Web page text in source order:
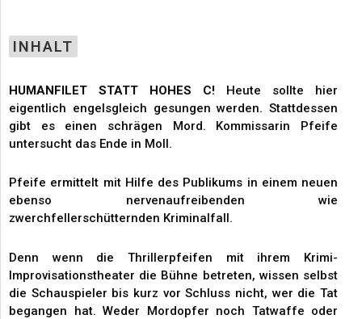
INHALT
HUMANFILET STATT HOHES C! Heute sollte hier
eigentlich engelsgleich gesungen werden. Stattdessen
gibt es einen schrägen Mord. Kommissarin Pfeife
untersucht das Ende in Moll.
Pfeife ermittelt mit Hilfe des Publikums in einem neuen
ebenso nervenaufreibenden wie
zwerchfellerschütternden Kriminalfall.
Denn wenn die Thrillerpfeifen mit ihrem Krimi-
Improvisationstheater die Bühne betreten, wissen selbst
die Schauspieler bis kurz vor Schluss nicht, wer die Tat
begangen hat. Weder Mordopfer noch Tatwaffe oder